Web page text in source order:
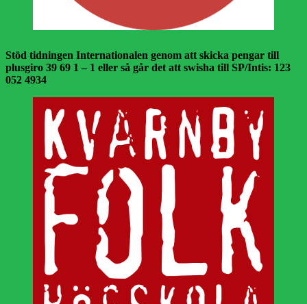
Stöd tidningen Internationalen genom att skicka pengar till
plusgiro 39 69 1 – 1 eller så går det att swisha till SP/Intis: 123
052 4934